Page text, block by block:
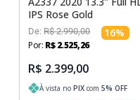
IPS Rose Gold
De:R$ 2.990,00 16%
Por: R$ 2.525,26
R$ 2.399,00
À vista noPIX com5% OFF